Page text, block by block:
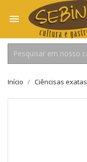

Início Ciêncisas exatas